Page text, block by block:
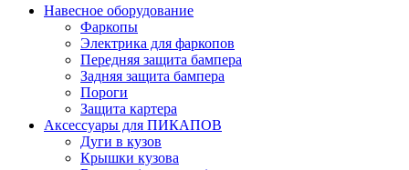
Навесное оборудование
Фаркопы
Электрика для фаркопов
Передняя защита бампера
Задняя защита бампера
Пороги
Защита картера
Аксессуары для ПИКАПОВ
Дуги в кузов
Крышки кузова